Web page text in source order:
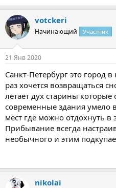
votckeri
Начинающий Участник
21 Янв 2020
Санкт-Петербург это город
раз хочется возвращаться
летает дух старины которые
современные здания умело
мест где можно отдохнуть в
Прибывание всегда
необычного и этим
nikolai